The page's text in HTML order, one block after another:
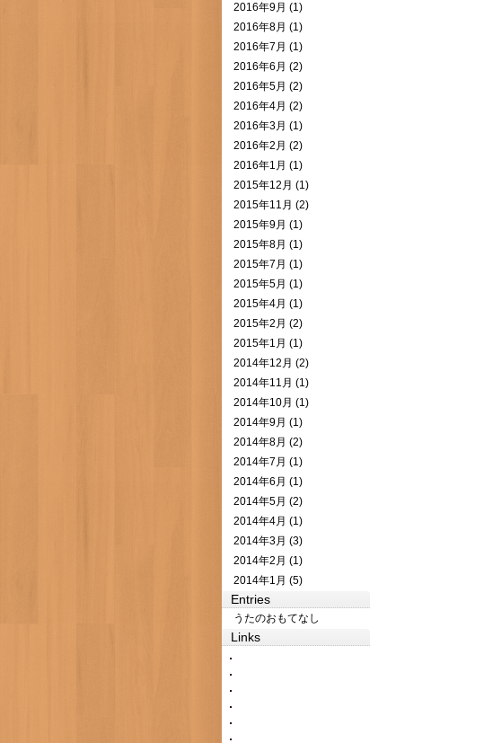
2016年9月 (1)
2016年8月 (1)
2016年7月 (1)
2016年6月 (2)
2016年5月 (2)
2016年4月 (2)
2016年3月 (1)
2016年2月 (2)
2016年1月 (1)
2015年12月 (1)
2015年11月 (2)
2015年9月 (1)
2015年8月 (1)
2015年7月 (1)
2015年5月 (1)
2015年4月 (1)
2015年2月 (2)
2015年1月 (1)
2014年12月 (2)
2014年11月 (1)
2014年10月 (1)
2014年9月 (1)
2014年8月 (2)
2014年7月 (1)
2014年6月 (1)
2014年5月 (2)
2014年4月 (1)
2014年3月 (3)
2014年2月 (1)
2014年1月 (5)
Entries
うたのおもてなし
Links